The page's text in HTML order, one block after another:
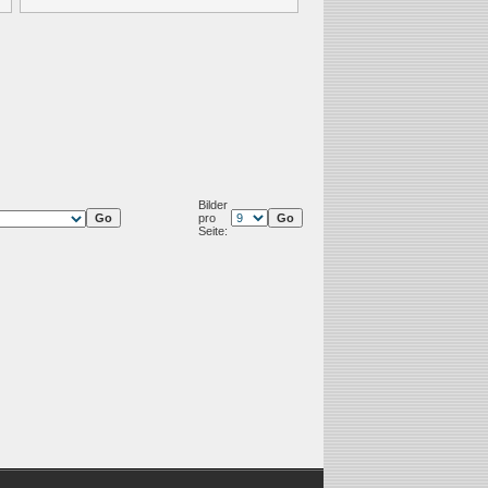
Bilder
pro
Seite: